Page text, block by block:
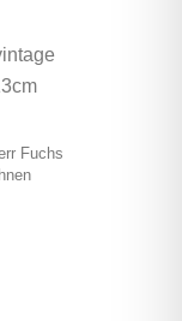
Fuchs